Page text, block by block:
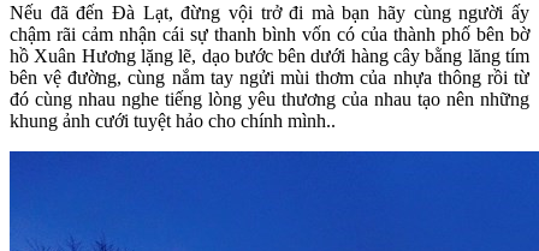
Nếu đã đến Đà Lạt, đừng vội trở đi mà bạn hãy cùng người ấy
chậm rãi cảm nhận cái sự thanh bình vốn có của thành phố bên bờ
hồ Xuân Hương lặng lẽ, dạo bước bên dưới hàng cây bằng lăng tím
bên vệ đường, cùng nắm tay ngửi mùi thơm của nhựa thông rồi từ
đó cùng nhau nghe tiếng lòng yêu thương của nhau tạo nên những
khung ảnh cưới tuyệt hảo cho chính mình..